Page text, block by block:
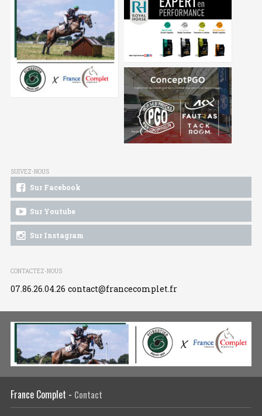
SUIVEZ-NOUS
Sur Facebook
Sur Youtube
Sur Instagram
CONTACTEZ-NOUS
07.86.26.04.26 contact@francecomplet.fr
France Complet - Contact